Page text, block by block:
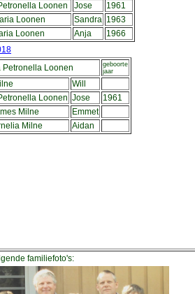
Loonen Jose
1961
Loonen Sandra 1963
Loonen Anja
1966
Loonen
geboorte
jaar
Will
Loonen Jose
1961
Milne
Emmet
Milne Aidan
familiefoto's: